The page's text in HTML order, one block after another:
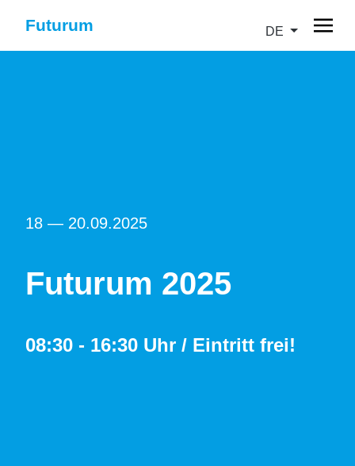
Futurum DE
18 — 20.09.2025
Futurum 2025
08:30 - 16:30 Uhr / Eintritt frei!